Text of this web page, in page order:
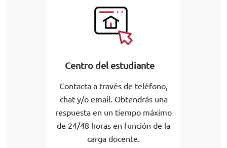
Centro del estudiante
Contacta a través de teléfono,
chat y/o email. Obtendrás una
respuesta en un tiempo máximo
de 24/48 horas en función de la
carga docente.